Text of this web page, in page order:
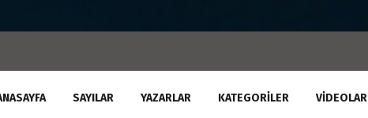
SAYILAR YAZARLAR KATEGORILER VIDEOLAR